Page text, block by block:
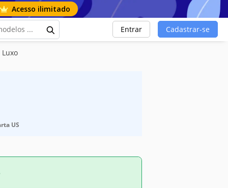
Acesso ilimitado
Entrar Cadastrar-se
US